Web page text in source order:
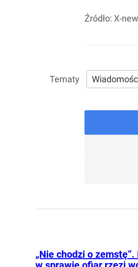
Źródło: X-
„Nie chodzi o